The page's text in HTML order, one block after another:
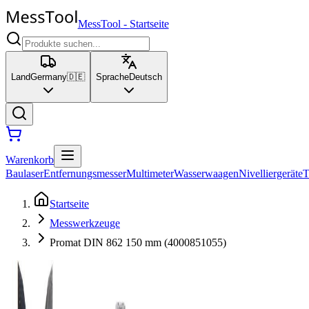
MessTool - Startseite
LandGermany🇩🇪 SpracheDeutsch
Warenkorb
BaulaserEntfernungsmesserMultimeterWasserwaagenNivelliergeräte
Startseite
Messwerkzeuge
Promat DIN 862 150 mm (4000851055)